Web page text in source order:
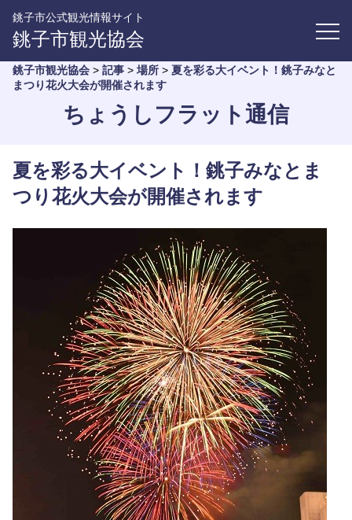
銚子市公式観光情報サイト
銚子市観光協会
銚子市観光協会 > 記事 > 場所 > 夏を彩る大イベント！銚子みなと
まつり花火大会が開催されます
ちょうしフラット通信
夏を彩る大イベント！銚子みなとま
つり花火大会が開催されます